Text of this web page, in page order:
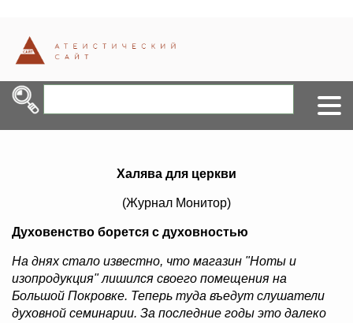
Халява для церкви
(Журнал Монитор)
Духовенство борется с духовностью
На днях стало известно, что магазин "Ноты и
изопродукция" лишился своего помещения на
Большой Покровке. Теперь туда въедут слушатели
духовной семинарии. За последние годы это далеко